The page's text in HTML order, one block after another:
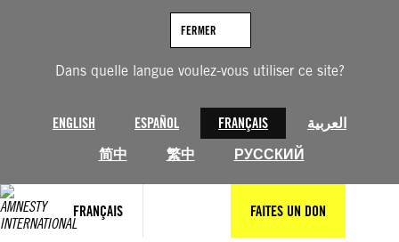
Dans quelle langue voulez-vous utiliser ce site?
ENGLISH ESPAÑOL FRANÇAIS
العربية
简中
繁中 РУССКИЙ
FERMER
FRANÇAIS FAITES UN DON